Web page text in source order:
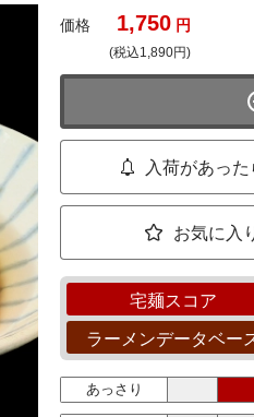
価格 1,750 円
(税込1,890円)
入荷があった
お気に入
宅麺スコア
ラーメンデータベー
あっさり